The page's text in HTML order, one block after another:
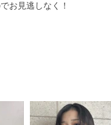
お見逃しなく！